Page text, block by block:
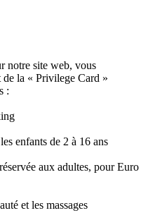
notre site web, vous
de la « Privilege Card »
:
enfants de 2 à 16 ans
aux adultes, pour Euro
et les massages